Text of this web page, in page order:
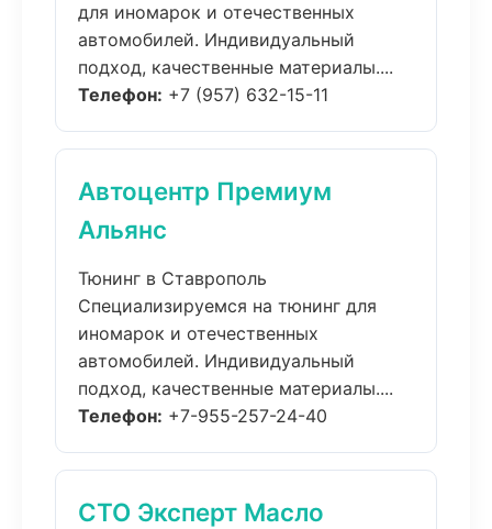
для иномарок и отечественных
автомобилей. Индивидуальный
подход, качественные материалы....
Телефон: +7 (957) 632-15-11
Автоцентр Премиум
Альянс
Тюнинг в Ставрополь
Специализируемся на тюнинг для
иномарок и отечественных
автомобилей. Индивидуальный
подход, качественные материалы....
Телефон: +7-955-257-24-40
СТО Эксперт Масло